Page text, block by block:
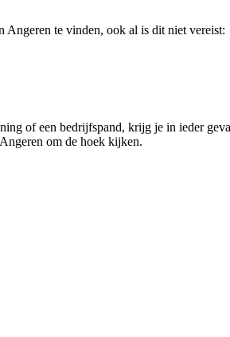
Angeren te vinden, ook al is dit niet vereist:
of een bedrijfspand, krijg je in ieder
om de hoek kijken.